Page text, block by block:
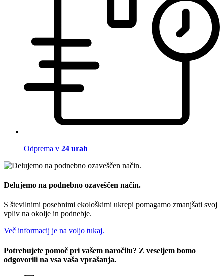
Odprema v 24 urah
Delujemo na podnebno ozaveščen način.
S številnimi posebnimi ekološkimi ukrepi pomagamo zmanjšati svoj
vpliv na okolje in podnebje.
Več informacij je na voljo tukaj.
Potrebujete pomoč pri vašem naročilu? Z veseljem bomo
odgovorili na vsa vaša vprašanja.